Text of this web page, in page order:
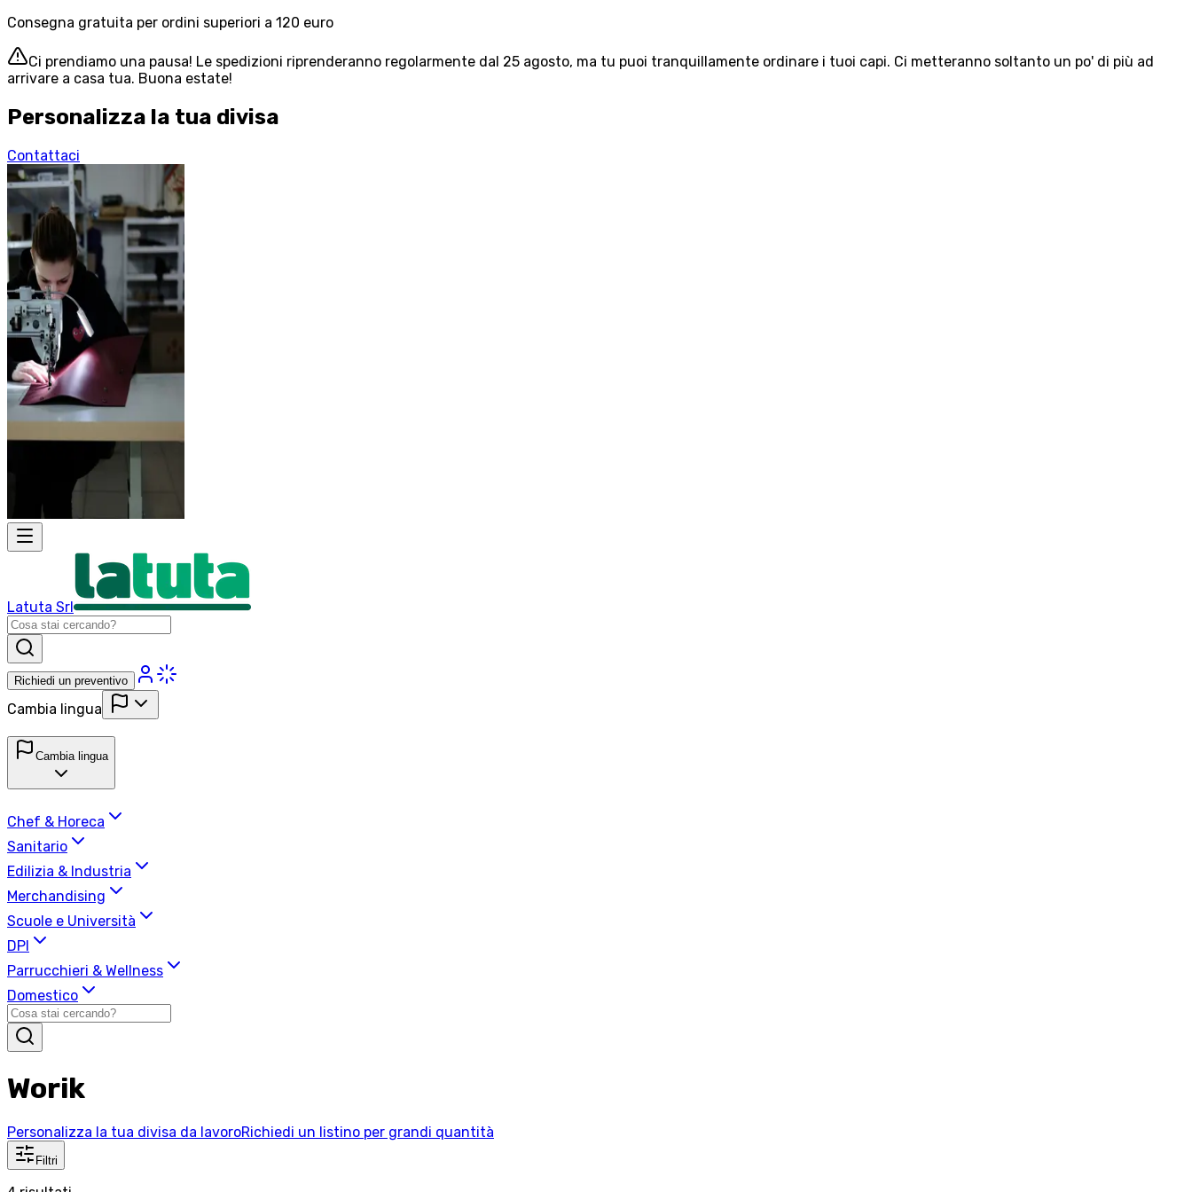
Consegna gratuita per ordini superiori a 120 euro
Ci prendiamo una pausa! Le spedizioni riprenderanno regolarmente dal 25 agosto, ma tu puoi tranquillamente ordinare i tuoi capi. Ci metteranno soltanto un po' di più ad
arrivare a casa tua. Buona estate!
Personalizza la tua divisa
Contattaci
Latuta Srl
Richiedi un preventivo
Cambia lingua
Cambia lingua
Chef & Horeca
Sanitario
Edilizia & Industria
Merchandising
Scuole e Università
DPI
Parrucchieri & Wellness
Domestico
Worik
Personalizza la tua divisa da lavoroRichiedi un listino per grandi quantità
Filtri